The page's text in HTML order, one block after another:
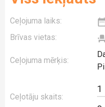
Ceļojuma laiks:
Brīvas vietas:
Ceļojuma mērķis:
Ceļotāju skaits:
1